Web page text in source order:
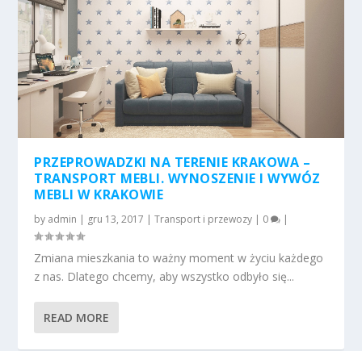
PRZEPROWADZKI NA TERENIE KRAKOWA –
TRANSPORT MEBLI. WYNOSZENIE I WYWÓZ
MEBLI W KRAKOWIE
by admin | gru 13, 2017 |Transport i przewozy | 0 |
Zmiana mieszkania to ważny moment w życiu każdego
z nas. Dlatego chcemy, aby wszystko odbyło się...
READ MORE